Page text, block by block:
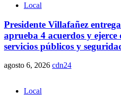
Local
Presidente Villafañez
aprueba 4 acuerdos y
servicios públicos y
agosto 6, 2026 cdn24
Local